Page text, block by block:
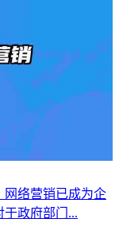
网络营销已成为企
政府部门...